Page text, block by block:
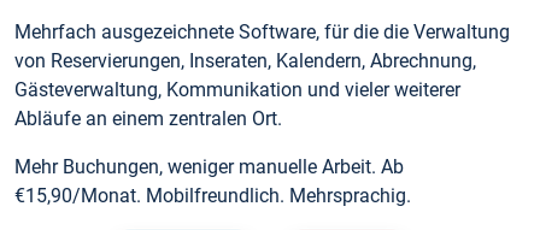
Mehrfach ausgezeichnete Software, für die die Verwaltung
von Reservierungen, Inseraten, Kalendern, Abrechnung,
Gästeverwaltung, Kommunikation und vieler weiterer
Abläufe an einem zentralen Ort.
Mehr Buchungen, weniger manuelle Arbeit. Ab
€15,90/Monat. Mobilfreundlich. Mehrsprachig.